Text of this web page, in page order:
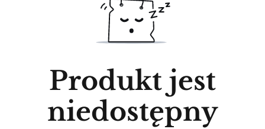
Produkt jest
niedostępny